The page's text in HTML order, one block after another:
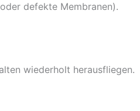
defekte Membranen).
wiederholt herausfliegen.